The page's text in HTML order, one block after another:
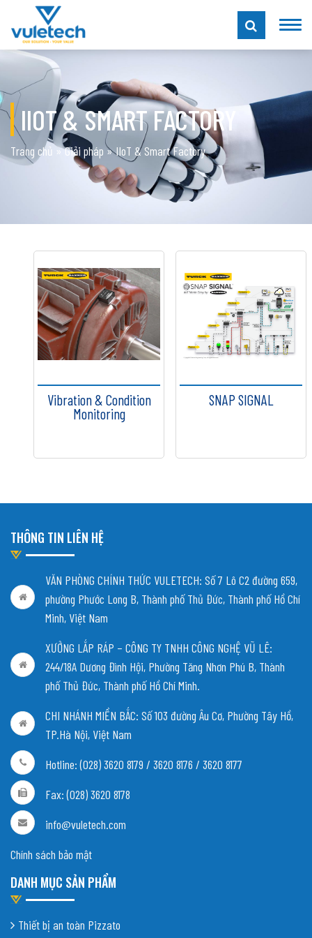
IIOT & SMART FACTORY
Trang chủ »Giải pháp»IIoT & Smart Factory
Vibration & Condition
Monitoring
SNAP SIGNAL
THÔNG TIN LIÊN HỆ
VĂN PHÒNG CHÍNH THỨC VULETECH: Số 7 Lô C2 đường 659,
phường Phước Long B, Thành phố Thủ Đức, Thành phố Hồ Chí
Minh, Việt Nam
XƯỞNG LẮP RÁP – CÔNG TY TNHH CÔNG NGHỆ VŨ LÊ:
244/18A Dương Đình Hội, Phường Tăng Nhơn Phú B, Thành
phố Thủ Đức, Thành phố Hồ Chí Minh.
CHI NHÁNH MIỀN BẮC: Số 103 đường Âu Cơ, Phường Tây Hồ,
TP.Hà Nội, Việt Nam
Hotline: (028) 3620 8179 / 3620 8176 / 3620 8177
Fax: (028) 3620 8178
info@vuletech.com
Chính sách bảo mật
DANH MỤC SẢN PHẨM
Thiết bị an toàn Pizzato